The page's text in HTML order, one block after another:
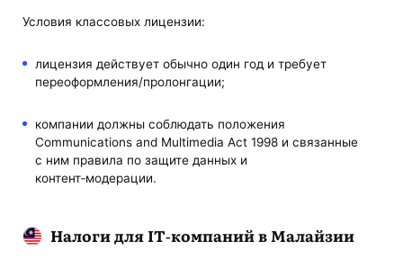
Условия классовых лицензии:
лицензия действует обычно один год и требует
переоформления/пролонгации;
компании должны соблюдать положения
Communications and Multimedia Act 1998 и связанные
с ним правила по защите данных и
контент‑модерации.
Налоги для IT-компаний в Малайзии